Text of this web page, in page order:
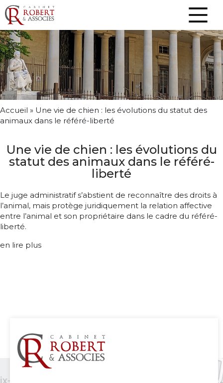
Accueil » Une vie de chien : les évolutions du statut des
animaux dans le référé-liberté
Une vie de chien : les évolutions du
statut des animaux dans le référé-
liberté
Le juge administratif s’abstient de reconnaître des droits à
l’animal, mais protège juridiquement la relation affective
entre l’animal et son propriétaire dans le cadre du référé-
liberté.
en lire plus